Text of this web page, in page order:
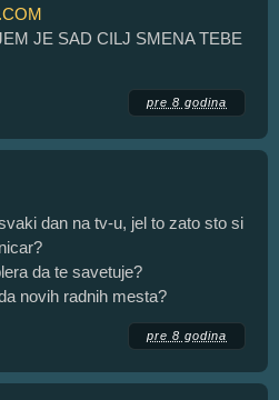
JE SAD CILJ SMENA TEBE
pre 8 godina
dan na tv-u, jel to zato sto si
da te savetuje?
novih radnih mesta?
pre 8 godina